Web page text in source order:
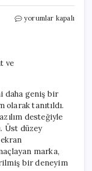
HONOR
Hakkında
Her
Şey
için
yorumlar kapalı
daha geniş bir
olarak tanıtıldı.
desteğiyle
Üst düzey
marka,
bir deneyim